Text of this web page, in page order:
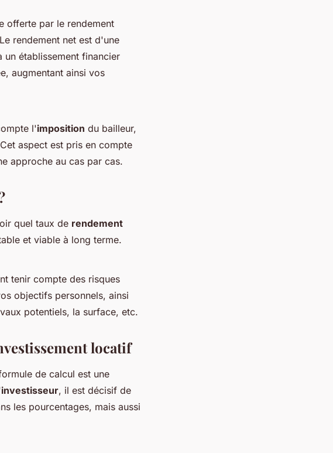
offerte par le rendement
rendement net est d'une
établissement financier
augmentant ainsi vos
l'imposition du bailleur,
aspect est pris en compte
approche au cas par cas.
quel taux de rendement
et viable à long terme.
tenir compte des risques
objectifs personnels, ainsi
potentiels, la surface, etc.
locatif
de calcul est une
investisseur, il est décisif de
les pourcentages, mais aussi